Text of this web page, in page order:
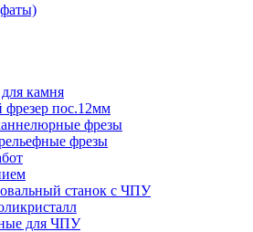
камня
пос.12мм
фрезы
фрезы
станок с ЧПУ
для ЧПУ